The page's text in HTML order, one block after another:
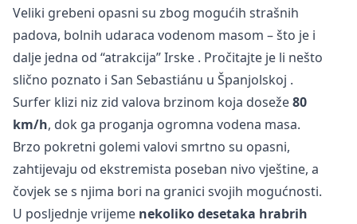
Veliki grebeni opasni su zbog mogućih strašnih
padova, bolnih udaraca vodenom masom – što je i
dalje jedna od “atrakcija” Irske . Pročitajte je li nešto
slično poznato i San Sebastiánu u Španjolskoj .
Surfer klizi niz zid valova brzinom koja doseže80
km/h, dok ga proganja ogromna vodena masa.
Brzo pokretni golemi valovi smrtno su opasni,
zahtijevaju od ekstremista poseban nivo vještine, a
čovjek se s njima bori na granici svojih mogućnosti.
U posljednje vrijeme nekoliko desetaka hrabrih